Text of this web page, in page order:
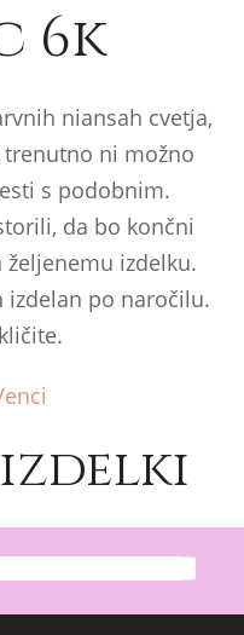
6k
niansah cvetja,
trenutno ni možno
s podobnim.
da bo končni
izdelku.
izdelan po naročilu.